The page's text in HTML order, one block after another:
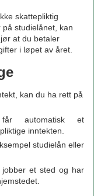
skattepliktig
studielånet, kan
at du betaler
i løpet av året.
kan du ha rett på
automatisk et
inntekten.
studielån eller
et sted og har